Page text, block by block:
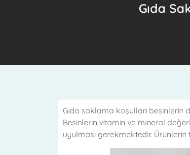
Gıda
Gıda saklama koşulları besinlerin
Besinlerin vitamin ve mineral
uyulması gerekmektedir.